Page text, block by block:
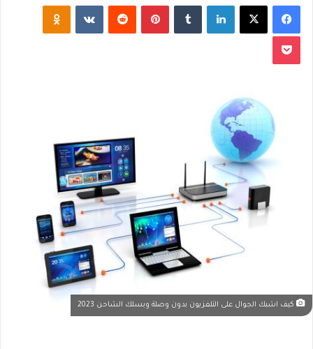
فيسبوك لينكدإن بينتيريست
كيف اشبك الجوال على التلفزيون بدون وصلة وبسلك الشاحن 2023